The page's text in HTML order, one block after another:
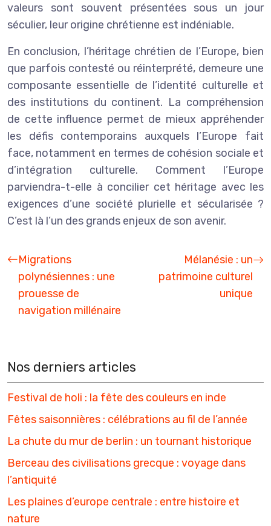
valeurs sont souvent présentées sous un jour
séculier, leur origine chrétienne est indéniable.
En conclusion, l’héritage chrétien de l’Europe, bien
que parfois contesté ou réinterprété, demeure une
composante essentielle de l’identité culturelle et
des institutions du continent. La compréhension
de cette influence permet de mieux appréhender
les défis contemporains auxquels l’Europe fait
face, notamment en termes de cohésion sociale et
d’intégration culturelle. Comment l’Europe
parviendra-t-elle à concilier cet héritage avec les
exigences d’une société plurielle et sécularisée ?
C’est là l’un des grands enjeux de son avenir.
Migrations
polynésiennes : une
prouesse de
navigation millénaire
Mélanésie : un
patrimoine culturel
unique
Nos derniers articles
Festival de holi : la fête des couleurs en inde
Fêtes saisonnières : célébrations au fil de l’année
La chute du mur de berlin : un tournant historique
Berceau des civilisations grecque : voyage dans
l’antiquité
Les plaines d’europe centrale : entre histoire et
nature